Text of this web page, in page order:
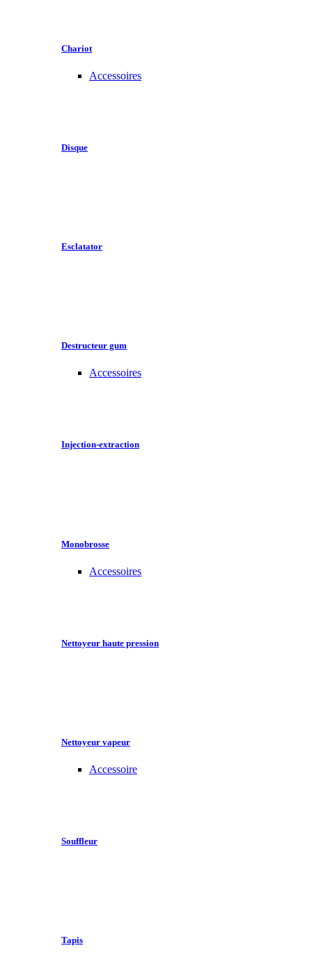
Chariot
Accessoires
Disque
Esclatator
Destructeur gum
Accessoires
Injection-extraction
Monobrosse
Accessoires
Nettoyeur haute pression
Nettoyeur vapeur
Accessoire
Souffleur
Tapis